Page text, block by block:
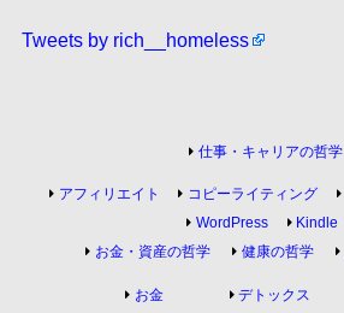
Tweets by rich__homeless
仕事・キャリアの哲学
アフィリエイト コピーライティング
WordPress
Kindle
お金・資産の哲学
お金
健康の哲学
デトックス